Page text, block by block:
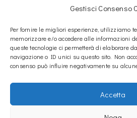
Gestisci Consenso
Per fornire le migliori esperienze, utilizziamo
memorizzare e/o accedere alle informazioni
queste tecnologie ci permetterà di elaborare
navigazione o ID unici su questo sito. Non
consenso può influire negativamente su
Accetta
位于 Alà dei Sardi 的
Nuragic 建筑群
23/02/2026
Copyright © 2020 – 2026La Sardegna verso